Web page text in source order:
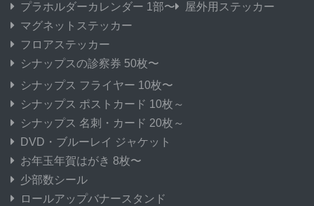
プラホルダーカレンダー 1部〜
屋外用ステッカー
マグネットステッカー
フロアステッカー
シナップスの診察券 50枚〜
シナップス フライヤー 10枚〜
シナップス ポストカード 10枚～
シナップス 名刺・カード 20枚～
DVD・ブルーレイ ジャケット
お年玉年賀はがき 8枚〜
少部数シール
ロールアップバナースタンド